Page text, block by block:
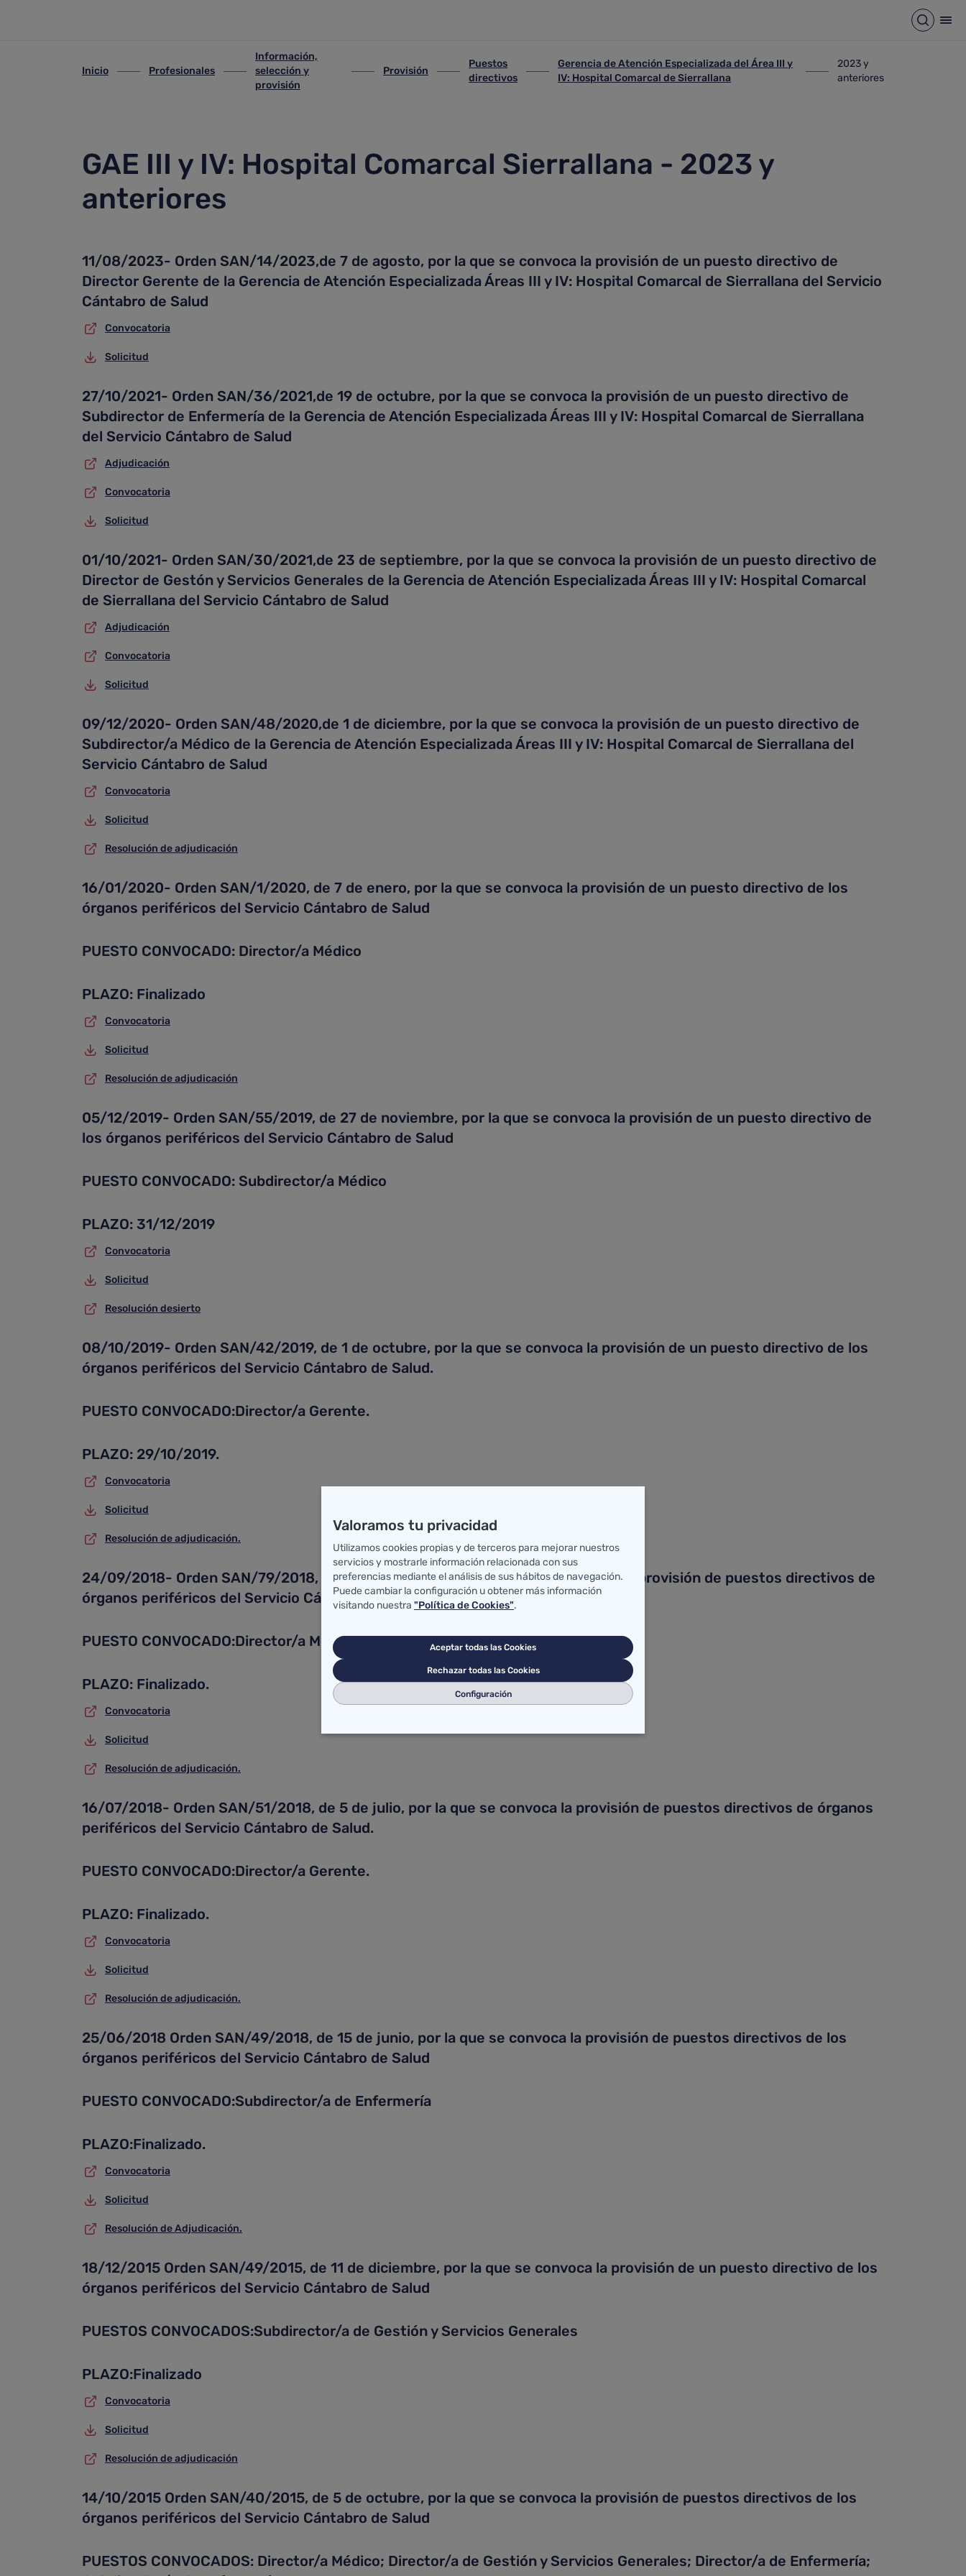
Abrir
ir-a inicio
Inicio
ir-a Profesionales
Profesionales
ir-a Información, selección y provisión
Información,
selección y
provisión
ir-a Provisión
Provisión
ir-a Puestos directivos
Puestos
directivosir-a Gerencia de Atención Especializada del Área III y IV: Hospital Comarcal de
Gerencia de Atención Especializada del Área III y
IV: Hospital Comarcal de Sierrallana
ir-a 2023 y anteriores
2023 y
anteriores
GAE III y IV: Hospital Comarcal Sierrallana - 2023 y
anteriores
11/08/2023- Orden SAN/14/2023,de 7 de agosto, por la que se convoca la provisión de un puesto directivo de
Director Gerente de la Gerencia de Atención Especializada Áreas III y IV: Hospital Comarcal de Sierrallana del Servicio
Cántabro de Salud
Convocatoria
Solicitud
27/10/2021- Orden SAN/36/2021,de 19 de octubre, por la que se convoca la provisión de un puesto directivo de
Subdirector de Enfermería de la Gerencia de Atención Especializada Áreas III y IV: Hospital Comarcal de Sierrallana
del Servicio Cántabro de Salud
Adjudicación
Convocatoria
Solicitud
01/10/2021- Orden SAN/30/2021,de 23 de septiembre, por la que se convoca la provisión de un puesto directivo de
Director de Gestón y Servicios Generales de la Gerencia de Atención Especializada Áreas III y IV: Hospital Comarcal
de Sierrallana del Servicio Cántabro de Salud
Adjudicación
Convocatoria
Solicitud
09/12/2020- Orden SAN/48/2020,de 1 de diciembre, por la que se convoca la provisión de un puesto directivo de
Subdirector/a Médico de la Gerencia de Atención Especializada Áreas III y IV: Hospital Comarcal de Sierrallana del
Servicio Cántabro de Salud
Convocatoria
Solicitud
Resolución de adjudicación
16/01/2020- Orden SAN/1/2020, de 7 de enero, por la que se convoca la provisión de un puesto directivo de los
órganos periféricos del Servicio Cántabro de Salud
PUESTO CONVOCADO: Director/a Médico
PLAZO: Finalizado
Convocatoria
Solicitud
Resolución de adjudicación
05/12/2019- Orden SAN/55/2019, de 27 de noviembre, por la que se convoca la provisión de un puesto directivo de
los órganos periféricos del Servicio Cántabro de Salud
PUESTO CONVOCADO: Subdirector/a Médico
PLAZO: 31/12/2019
Convocatoria
Solicitud
Resolución desierto
08/10/2019- Orden SAN/42/2019, de 1 de octubre, por la que se convoca la provisión de un puesto directivo de los
órganos periféricos del Servicio Cántabro de Salud.
PUESTO CONVOCADO:Director/a Gerente.
PLAZO: 29/10/2019.
Convocatoria
Solicitud
Resolución de adjudicación.
24/09/2018- Orden SAN/79/2018, de 13 de septiembre, por la que se convoca la provisión de puestos directivos de
órganos periféricos del Servicio Cántabro de Salud.
PUESTO CONVOCADO:Director/a Médico.
PLAZO: Finalizado.
Convocatoria
Solicitud
Resolución de adjudicación.
16/07/2018- Orden SAN/51/2018, de 5 de julio, por la que se convoca la provisión de puestos directivos de órganos
periféricos del Servicio Cántabro de Salud.
PUESTO CONVOCADO:Director/a Gerente.
PLAZO: Finalizado.
Convocatoria
Solicitud
Resolución de adjudicación.
25/06/2018 Orden SAN/49/2018, de 15 de junio, por la que se convoca la provisión de puestos directivos de los
órganos periféricos del Servicio Cántabro de Salud
PUESTO CONVOCADO:Subdirector/a de Enfermería
PLAZO:Finalizado.
Convocatoria
Solicitud
Resolución de Adjudicación.
18/12/2015 Orden SAN/49/2015, de 11 de diciembre, por la que se convoca la provisión de un puesto directivo de los
órganos periféricos del Servicio Cántabro de Salud
PUESTOS CONVOCADOS:Subdirector/a de Gestión y Servicios Generales
PLAZO:Finalizado
Convocatoria
Solicitud
Resolución de adjudicación
14/10/2015 Orden SAN/40/2015, de 5 de octubre, por la que se convoca la provisión de puestos directivos de los
órganos periféricos del Servicio Cántabro de Salud
PUESTOS CONVOCADOS: Director/a Médico; Director/a de Gestión y Servicios Generales; Director/a de Enfermería;
Valoramos tu privacidad
Utilizamos cookies propias y de terceros para mejorar nuestros
servicios y mostrarle información relacionada con sus
preferencias mediante el análisis de sus hábitos de navegación.
Puede cambiar la configuración u obtener más información
visitando nuestra "Política de Cookies".
Aceptar todas las Cookies
Rechazar todas las Cookies
Configuración